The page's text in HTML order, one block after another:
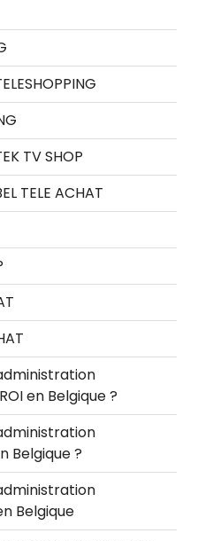
TV SHOP
TELE ACHAT
en Belgique ?
Belgique ?
Belgique